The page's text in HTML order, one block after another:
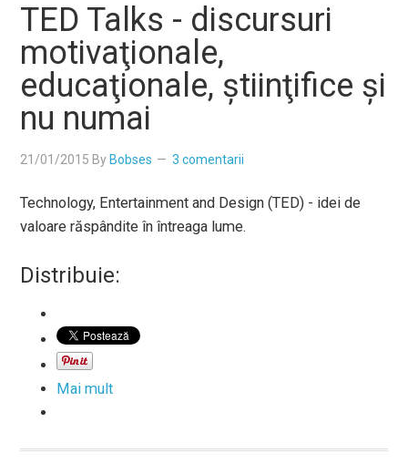
TED Talks - discursuri
motivaţionale,
educaţionale, ştiinţifice şi
nu numai
21/01/2015 By Bobses 3 comentarii
Technology, Entertainment and Design (TED) - idei de
valoare răspândite în întreaga lume.
Distribuie:
Mai mult